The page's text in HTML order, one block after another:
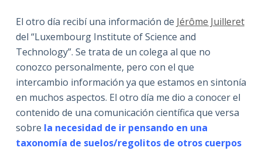
El otro día recibí una información de Jérôme Juilleret
del “Luxembourg Institute of Science and
Technology”. Se trata de un colega al que no
conozco personalmente, pero con el que
intercambio información ya que estamos en sintonía
en muchos aspectos. El otro día me dio a conocer el
contenido de una comunicación científica que versa
sobre la necesidad de ir pensando en una
taxonomía de suelos/regolitos de otros cuerpos